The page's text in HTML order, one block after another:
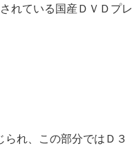
れている国産ＤＶＤプレ
れ、この部分ではＤ３